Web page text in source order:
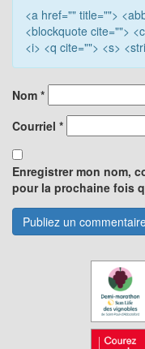
<a href="" title="">
<blockquote cite="">
<i> <q cite=""> <s>
Nom *
Courriel *
Enregistrer mon nom,
pour la prochaine fois